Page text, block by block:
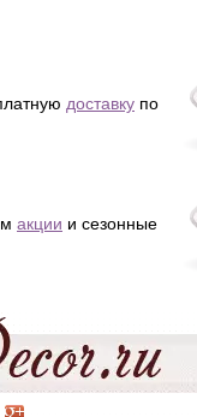
доставку по
акции и сезонные